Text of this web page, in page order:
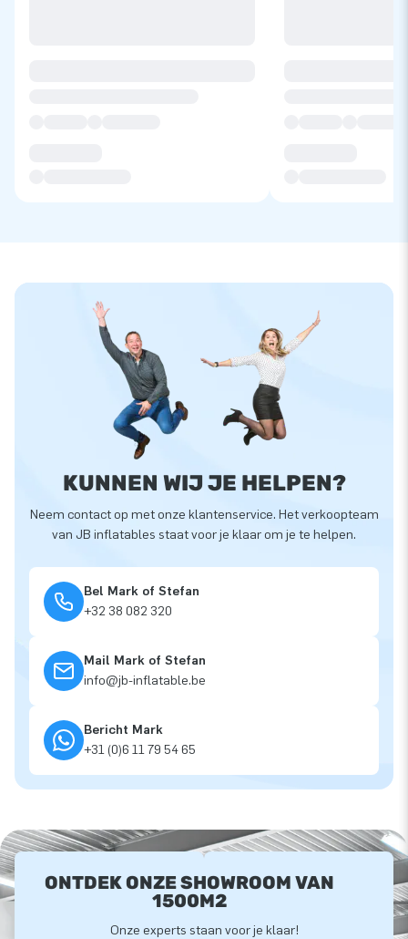
KUNNEN WIJ JE HELPEN?
Neem contact op met onze klantenservice. Het verkoopteam
van JB inflatables staat voor je klaar om je te helpen.
Bel Mark of Stefan
+32 38 082 320
Mail Mark of Stefan
info@jb-inflatable.be
Bericht Mark
+31 (0)6 11 79 54 65
ONTDEK ONZE SHOWROOM VAN
1500M2
Onze experts staan voor je klaar!